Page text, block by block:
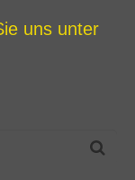
uns unter